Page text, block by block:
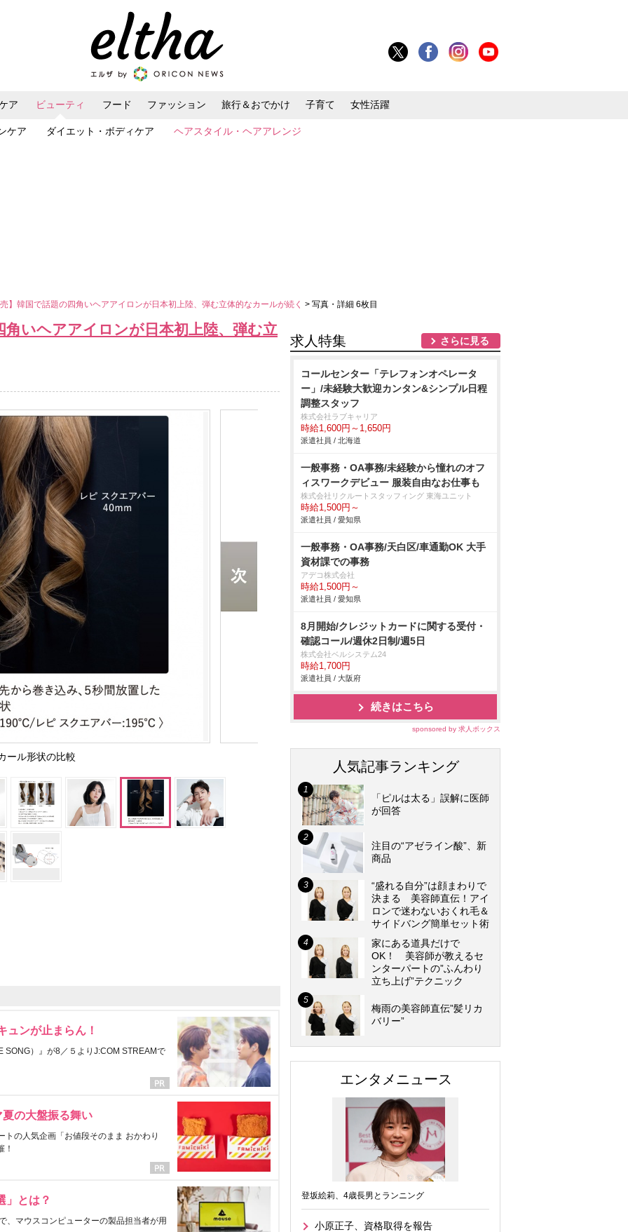
ア ビューティ
ケア ダイエット・ボディケア ヘアスタイル・ヘアアレンジ
フード ファッション 旅行＆おでかけ 子育て 女性活躍
】韓国で話題の四角いヘアアイロンが日本初上陸、弾む立体的なカールが続く > 写真・詳細 6枚目
角いヘアアイロンが日本初上陸、弾む立
ール形状の比較
ュンが止まらん！
SONG）』が8／５よりJ:COM STREAMで
の大盤振る舞い
の人気企画「お値段そのまま おかわり
！
」とは？
、マウスコンピューターの製品担当者が用
求人特集 さらに見る
コールセンター「テレフォンオペレータ
ー」/未経験大歓迎カンタン&シンプル日程
調整スタッフ
株式会社ラブキャリア
時給1,600円～1,650円
派遣社員 / 北海道
一般事務・OA事務/未経験から憧れのオフ
ィスワークデビュー 服装自由なお仕事も
株式会社リクルートスタッフィング 東海ユニット
時給1,500円～
派遣社員 / 愛知県
一般事務・OA事務/天白区/車通勤OK 大手
資材課での事務
アデコ株式会社
時給1,500円～
派遣社員 / 愛知県
8月開始/クレジットカードに関する受付・
確認コール/週休2日制/週5日
株式会社ベルシステム24
時給1,700円
派遣社員 / 大阪府
続きはこちら
sponsored by 求人ボックス
人気記事ランキング
「ピルは太る」誤解に医師
が回答
注目の“アゼライン酸”、新
商品
“盛れる自分”は顔まわりで
決まる 美容師直伝！アイ
ロンで迷わないおくれ毛＆
サイドバング簡単セット術
家にある道具だけで
OK！ 美容師が教えるセ
ンターパートの”ふんわり
立ち上げ”テクニック
梅雨の美容師直伝”髪リカ
バリー”
エンタメニュース
登坂絵莉、4歳長男とランニング
小原正子、資格取得を報告